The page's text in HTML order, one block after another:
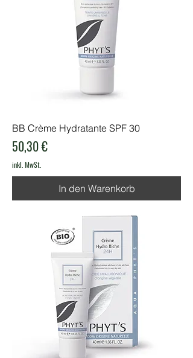
BB Crème Hydratante SPF 30
Preis
50,30 €
inkl. MwSt.
In den Warenkorb